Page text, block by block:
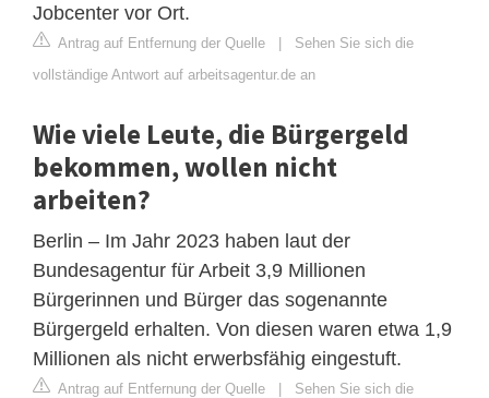
Jobcenter vor Ort.
Antrag auf Entfernung der Quelle | Sehen Sie sich die
vollständige Antwort auf arbeitsagentur.de an
Wie viele Leute, die Bürgergeld
bekommen, wollen nicht
arbeiten?
Berlin – Im Jahr 2023 haben laut der
Bundesagentur für Arbeit 3,9 Millionen
Bürgerinnen und Bürger das sogenannte
Bürgergeld erhalten. Von diesen waren etwa 1,9
Millionen als nicht erwerbsfähig eingestuft.
Antrag auf Entfernung der Quelle | Sehen Sie sich die